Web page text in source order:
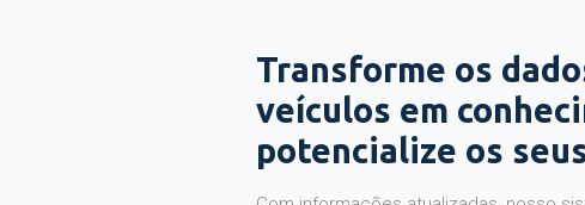
Transforme os
veículos em
potencialize os
Com informações atualizadas, nosso